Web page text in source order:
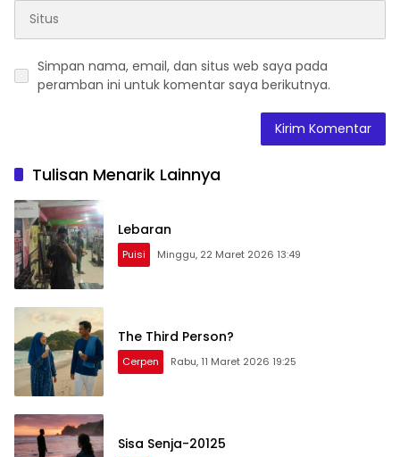
Simpan nama, email, dan situs web saya pada
peramban ini untuk komentar saya berikutnya.
Tulisan Menarik Lainnya
Lebaran
Puisi Minggu, 22 Maret 2026 13:49
The Third Person?
Cerpen Rabu, 11 Maret 2026 19:25
Sisa Senja-20125